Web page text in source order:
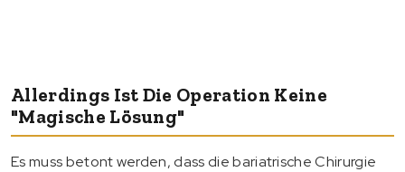
Allerdings Ist Die Operation Keine
"magische Lösung"
Es muss betont werden, dass die bariatrische Chirurgie